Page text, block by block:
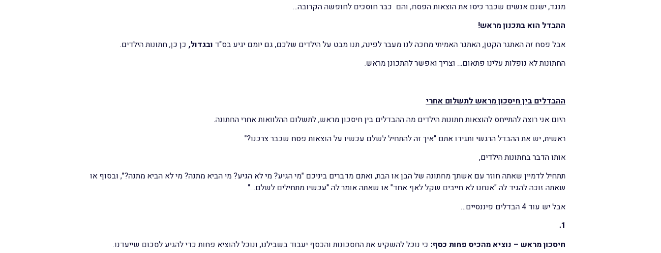
מנגד, ישנם אנשים שכבר כיסו את הוצאות הפסח, והם כבר חוסכים לחופשה הקרובה…
ההבדל הוא בתכנון מראש!
אבל פסח זה האתגר הקטן, האתגר האמיתי מחכה לנו מעבר לפינה, תנו מבט על הילדים שלכם, גם יומם יגיע בס"ד ובגדול, כן כן, חתונות הילדים.
החתונות לא נופלות עלינו פתאום… וצריך ואפשר להתכונן מראש.
ההבדלים בין חיסכון מראש לתשלום אחרי
היום אני רוצה להתייחס להוצאות חתונות הילדים מה ההבדלים בין חיסכון מראש, לתשלום ההלוואות אחרי החתונה.
ראשית, יש את ההבדל הרגשי ותגידו אתם "איך זה להתחיל לשלם עכשיו על הוצאות פסח שכבר צרכנו?"
אותו הדבר בחתונות הילדים,
תתחיל לדמיין שאתה חוזר עם אשתך מחתונה של הבן או הבת, ואתם מדברים ביניכם "מי הגיע? מי לא הגיע? מי הביא מתנה? מי לא הביא מתנה?", ובסוף או
שאתה זוכה להגיד לה "אנחנו לא חייבים שקל לאף אחד" או שאתה אומר לה "עכשיו מתחילים לשלם…"
אבל יש עוד 4 הבדלים פיננסיים…
1.
חיסכון מראש – נוציא מהכיס פחות כסף: כי נוכל להשקיע את החסכונות והכסף יעבוד בשבילנו, ונוכל להוציא פחות כדי להגיע לסכום שייעדנו.